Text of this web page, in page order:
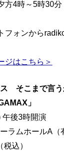
方4時～5時30
フォンから
ジはこちら＞
ス そこまで言
」
午後3時開演
ラムホールA（
込）